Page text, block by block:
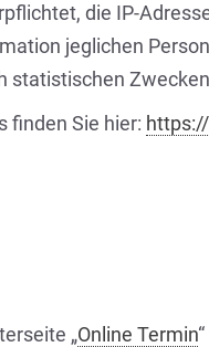
die IP-
jeglichen
statistischen
finden Sie hier:
„Online Termin